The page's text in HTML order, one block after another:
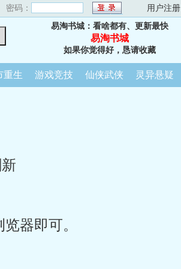
密码： 用户注册
易淘书城：看啥都有、更新最快
易淘书城
如果你觉得好，恳请收藏
重生 游戏竞技 仙侠武侠 灵异悬疑
器即可。